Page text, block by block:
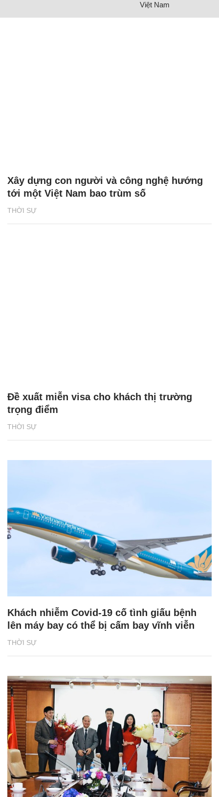
Việt Nam
THỜI SỰ
Xây dựng con người và công nghệ hướng
tới một Việt Nam bao trùm số
THỜI SỰ
Đề xuất miễn visa cho khách thị trường
trọng điểm
THỜI SỰ
Khách nhiễm Covid-19 cố tình giấu bệnh
lên máy bay có thể bị cấm bay vĩnh viễn